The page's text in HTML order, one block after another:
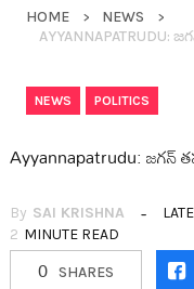
HOME
NEWS
AYYANNAPATRUDU:
NEWS POLITICS
Ayyannapatrudu: జ‌గ‌న్
By SAI KRISHNA
2 MINUTE READ
0
SHARES